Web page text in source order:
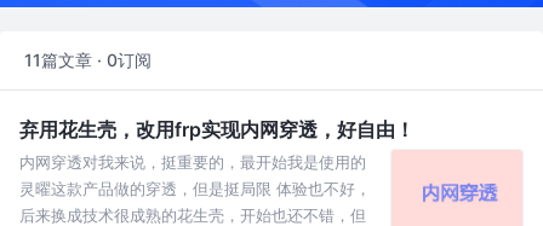
11篇文章 · 0订阅
弃用花生壳，改用frp实现内网穿透，好自由！
内网穿透对我来说，挺重要的，最开始我是使用的
灵曜这款产品做的穿透，但是挺局限 体验也不好，
后来换成技术很成熟的花生壳，开始也还不错，但